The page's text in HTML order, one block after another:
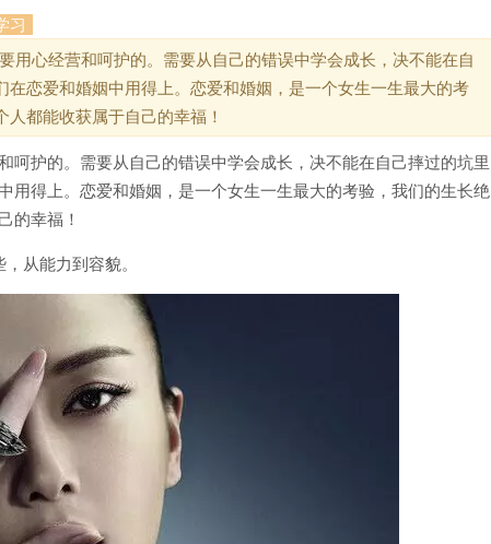
习
用心经营和呵护的。需要从自己的错误中学会成长，决不能在自
恋爱和婚姻中用得上。恋爱和婚姻，是一个女生一生最大的考
都能收获属于自己的幸福！
呵护的。需要从自己的错误中学会成长，决不能在自己摔过的坑里
用得上。恋爱和婚姻，是一个女生一生最大的考验，我们的生长绝
的幸福！
从能力到容貌。